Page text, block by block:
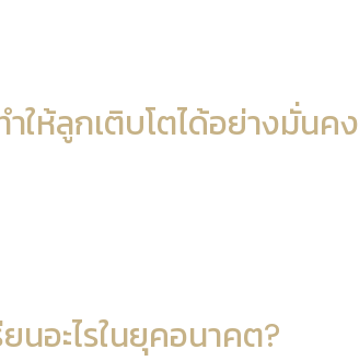
ให้ลูกเติบโตได้อย่างมั่นคง
นอะไรในยุคอนาคต?